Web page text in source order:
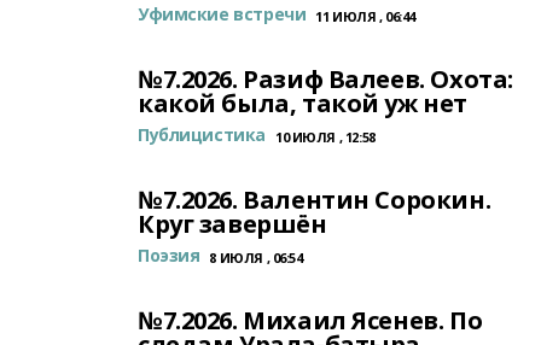
Уфимские встречи 11 ИЮЛЯ , 06:44
№7.2026. Разиф Валеев. Охота:
какой была, такой уж нет
Публицистика 10 ИЮЛЯ , 12:58
№7.2026. Валентин Сорокин.
Круг завершён
Поэзия 8 ИЮЛЯ , 06:54
№7.2026. Михаил Ясенев. По